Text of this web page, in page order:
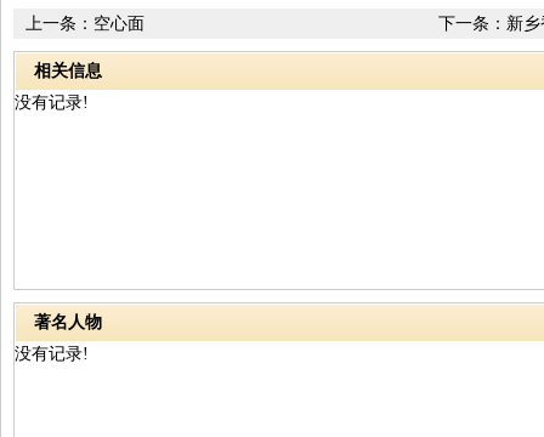
下一条： 新
上一条： 空心面
相关信息
没有记录!
著名人物
没有记录!